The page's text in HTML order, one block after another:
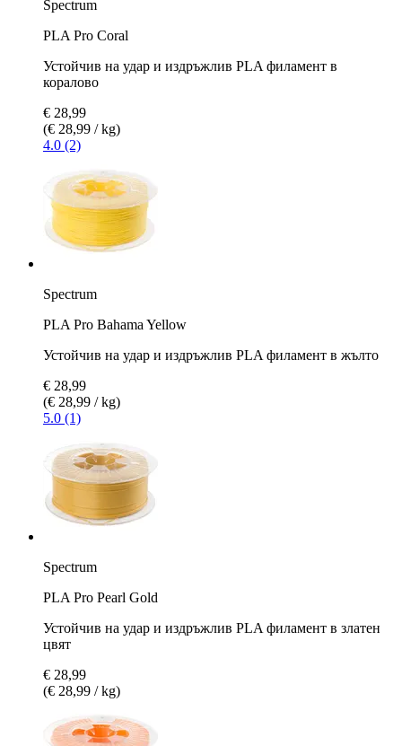
Spectrum
PLA Pro Coral
Устойчив на удар и издръжлив PLA филамент в
коралово
€ 28,99
(€ 28,99 / kg)
4.0 (2)
Spectrum
PLA Pro Bahama Yellow
Устойчив на удар и издръжлив PLA филамент в жълто
€ 28,99
(€ 28,99 / kg)
5.0 (1)
Spectrum
PLA Pro Pearl Gold
Устойчив на удар и издръжлив PLA филамент в златен
цвят
€ 28,99
(€ 28,99 / kg)